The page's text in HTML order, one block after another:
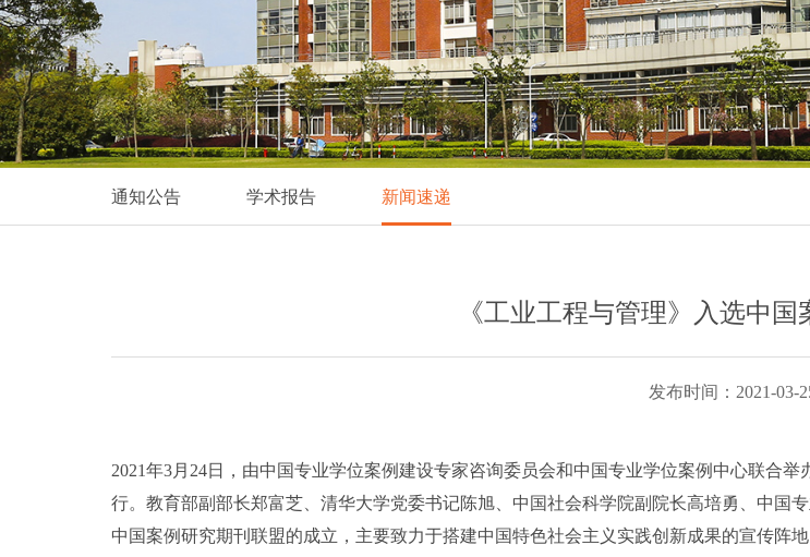
通知公告 学术报告 新闻速递
《工业工程与管理》入选中
发布时间：2021-03-
2021年3月24日，由中国专业学位案例建设专家咨询委员会和中国专业学位案例中心联合
行。教育部副部长郑富芝、清华大学党委书记陈旭、中国社会科学院副院长高培勇、中国
中国案例研究期刊联盟的成立，主要致力于搭建中国特色社会主义实践创新成果的宣传阵